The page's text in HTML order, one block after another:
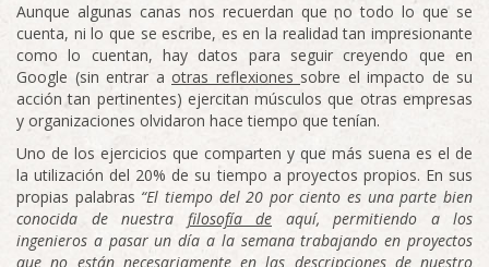
Aunque algunas canas nos recuerdan que no todo lo que se
cuenta, ni lo que se escribe, es en la realidad tan impresionante
como lo cuentan, hay datos para seguir creyendo que en
Google (sin entrar a otras reflexiones sobre el impacto de su
acción tan pertinentes) ejercitan músculos que otras empresas
y organizaciones olvidaron hace tiempo que tenían.
Uno de los ejercicios que comparten y que más suena es el de
la utilización del 20% de su tiempo a proyectos propios. En sus
propias palabras “El tiempo del 20 por ciento es una parte bien
conocida de nuestra
filosofía de
aquí, permitiendo a los
ingenieros a pasar un día a la semana trabajando en proyectos
que no están necesariamente en las descripciones de nuestro